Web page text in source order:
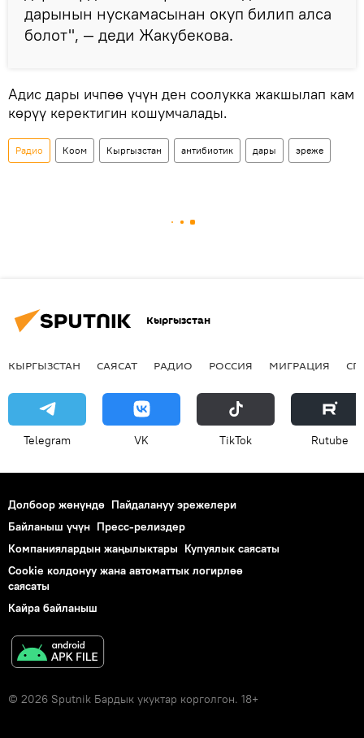
дарынын нускамасынан окуп билип алса
болот", — деди Жакубекова.
Адис дары ичпөө үчүн ден соолукка жакшылап кам
көрүү керектигин кошумчалады.
Радио Коом Кыргызстан антибиотик дары эреже
Кыргызстан
КЫРГЫЗСТАН САЯСАТ РАДИО РОССИЯ МИГРАЦИЯ
Telegram VK ТikТоk Rutube
Долбоор жөнүндө Пайдалануу эрежелери
Байланыш үчүн Пресс-релиздер
Компаниялардын жаңылыктары Купуялык саясаты
Cookie колдонуу жана автоматтык логирлөө
саясаты
Кайра байланыш
© 2026 Sputnik Бардык укуктар корголгон. 18+